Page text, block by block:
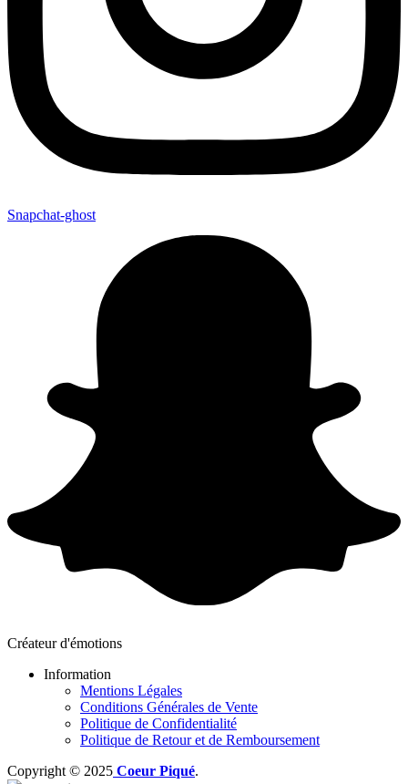
Snapchat-ghost
Créateur d'émotions
Information
Mentions Légales
Conditions Générales de Vente
Politique de Confidentialité
Politique de Retour et de Remboursement
Copyright © 2025 Coeur Piqué.